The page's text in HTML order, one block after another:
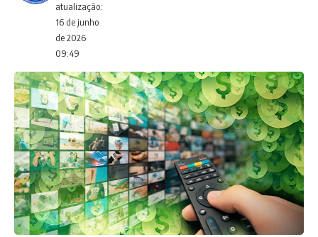
atualização:
16 de junho
de 2026
09:49